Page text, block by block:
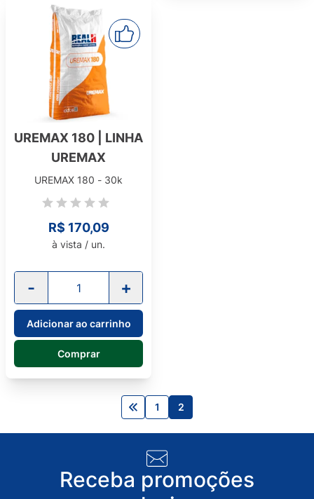
UREMAX 180 | LINHA
UREMAX
UREMAX 180 - 30k
R$ 170,09
à vista / un.
- +
Adicionar ao carrinho
Comprar
1 2
Receba promoções